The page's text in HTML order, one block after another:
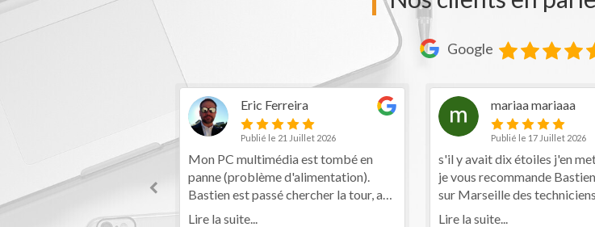
Google
personne de
aucune fraude
super
Eric Ferreira
Publié le 21 Juillet 2026
Mon PC multimédia est tombé en
panne (problème d'alimentation).
Bastien est passé chercher la tour, a
diagnostiqué et réglé le problème
Lire la suite...
mariaa mariaaa
Publié le 17 Juillet 2026
s'il y avait dix étoiles j'en
je vous recommande Bastien à
sur Marseille des techniciens
informatiques sérieux et
Lire la suite...